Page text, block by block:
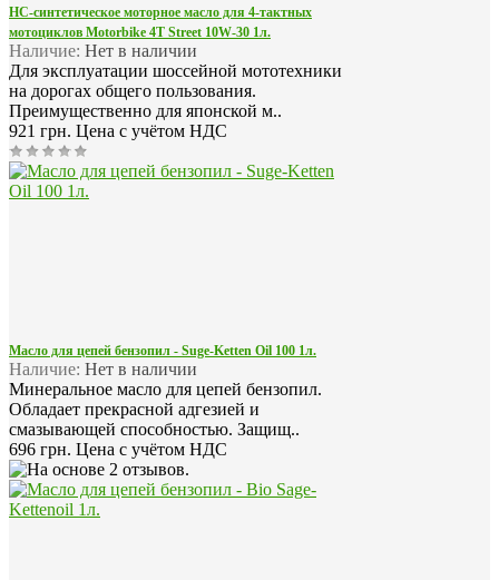
НС-синтетическое моторное масло для 4-тактных
мотоциклов Motorbike 4T Street 10W-30 1л.
Наличие: Нет в наличии
Для эксплуатации шоссейной мототехники
на дорогах общего пользования.
Преимущественно для японской м..
921 грн. Цена с учётом НДС
Масло для цепей бензопил - Suge-Ketten Oil 100 1л.
Наличие: Нет в наличии
Минеральное масло для цепей бензопил.
Обладает прекрасной адгезией и
смазывающей способностью. Защищ..
696 грн. Цена с учётом НДС